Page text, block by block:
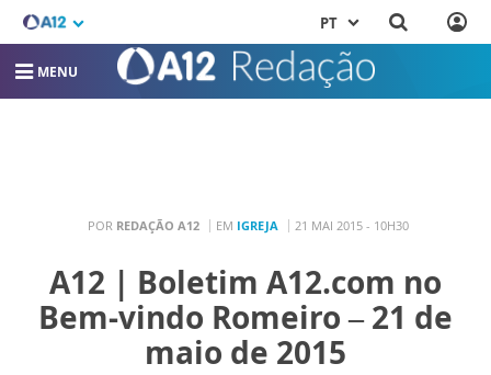
PT
MENU
POR REDAÇÃO A12 EM IGREJA 21 MAI 2015 - 10H30
A12 | Boletim A12.com no
Bem-vindo Romeiro – 21 de
maio de 2015